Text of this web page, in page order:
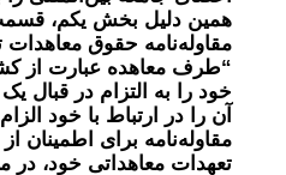
همین دلیل بخش یکم،
مقاوله‌نامه حقوق
“طرف معاهده عبارت از
خود را به التزام در قبال
آن را در ارتباط با خود
مقاوله‌نامه برای اطمینان